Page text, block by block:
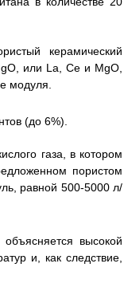
керамический
или La, Се и MgO,
модуля.
(до 6%).
газа, в котором
пористом
равной 500-5000 л/
высокой
и, как следствие,